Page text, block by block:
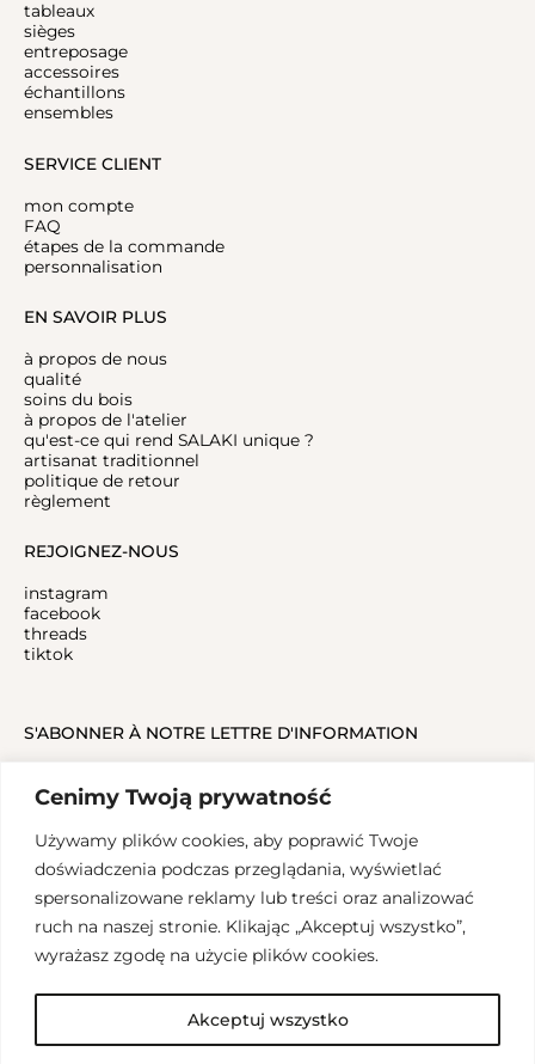
Cenimy Twoją prywatność
Używamy plików cookies, aby poprawić Twoje
doświadczenia podczas przeglądania, wyświetlać
spersonalizowane reklamy lub treści oraz analizować
ruch na naszej stronie. Klikając „Akceptuj wszystko”,
wyrażasz zgodę na użycie plików cookies.
Akceptuj wszystko
tableaux
sièges
entreposage
accessoires
échantillons
ensembles
SERVICE CLIENT
mon compte
FAQ
étapes de la commande
personnalisation
EN SAVOIR PLUS
à propos de nous
qualité
soins du bois
à propos de l'atelier
qu'est-ce qui rend SALAKI unique ?
artisanat traditionnel
politique de retour
règlement
REJOIGNEZ-NOUS
instagram
facebook
threads
tiktok
S'ABONNER À NOTRE LETTRE D'INFORMATION
Copyrights 2024, SALAK Studio
walaszczyk.studio